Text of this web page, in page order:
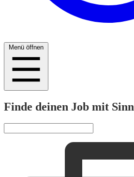
Menü öffnen
Finde deinen Job mit Sinn